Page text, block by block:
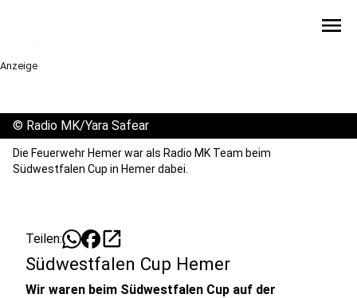
menu
Anzeige
© Radio MK/Yara Safear
Die Feuerwehr Hemer war als Radio MK Team beim
Südwestfalen Cup in Hemer dabei.
Teilen: open_in_new
Südwestfalen Cup Hemer
Wir waren beim Südwestfalen Cup auf der